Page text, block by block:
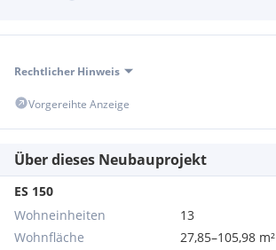
Rechtlicher Hinweis
Vorgereihte Anzeige
Über dieses Neubauprojekt
ES 150
Wohneinheiten
13
Wohnfläche
27,85–105,98 m²